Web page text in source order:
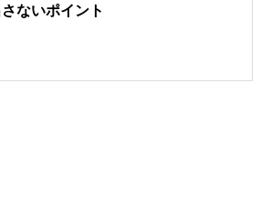
ないポイント